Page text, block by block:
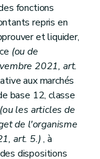
fonctions
repris en
et liquider,
(ou de
2021, art.
aux marchés
base 12, classe
(ou les articles de
de l'organisme
art. 5.), à
dispositions